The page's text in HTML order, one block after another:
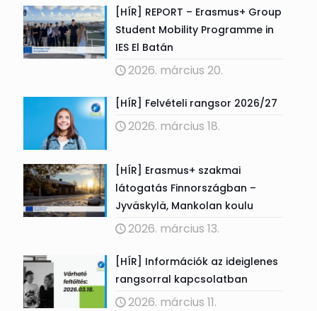
[HÍR] REPORT – Erasmus+ Group
Student Mobility Programme in
IES El Batán
2026. március 20.
[HÍR] Felvételi rangsor 2026/27
2026. március 18.
[HÍR] Erasmus+ szakmai
látogatás Finnországban –
Jyväskylä, Mankolan koulu
2026. március 13.
[HÍR] Információk az ideiglenes
rangsorral kapcsolatban
2026. március 11.